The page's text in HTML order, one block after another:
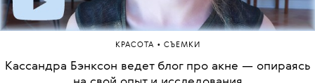
КРАСОТА • СЪЕМКИ
Кассандра Бэнксон ведет блог про акне — опираясь